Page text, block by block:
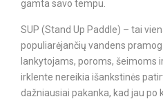
gamta savo tempu.
SUP (Stand Up Paddle) – tai
populiarėjančių vandens
lankytojams, poroms, šeimoms
irklente nereikia išankstinės
dažniausiai pakanka, kad jau po